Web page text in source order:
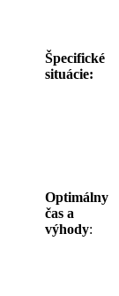
Špecifické
situácie:
Optimálny
čas a
výhody: